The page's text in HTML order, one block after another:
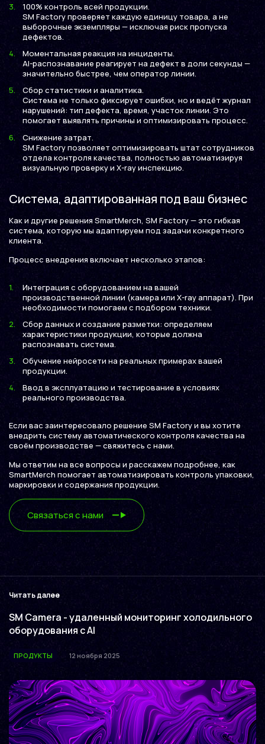
100% контроль всей продукции.
SM Factory проверяет каждую единицу товара, а не
выборочные экземпляры — исключая риск пропуска
дефектов.
Моментальная реакция на инциденты.
AI-распознавание реагирует на дефект в доли секунды —
значительно быстрее, чем оператор линии.
Сбор статистики и аналитика.
Система не только фиксирует ошибки, но и ведёт журнал
нарушений: тип дефекта, время, участок линии. Это
помогает выявлять причины и оптимизировать процесс.
Снижение затрат.
SM Factory позволяет оптимизировать штат сотрудников
отдела контроля качества, полностью автоматизируя
визуальную проверку и X-ray инспекцию.
Система, адаптированная под ваш бизнес
Как и другие решения SmartMerch, SM Factory — это гибкая
система, которую мы адаптируем под задачи конкретного
клиента.
Процесс внедрения включает несколько этапов:
Интеграция с оборудованием на вашей
производственной линии (камера или X-ray аппарат). При
необходимости помогаем с подбором техники.
Сбор данных и создание разметки: определяем
характеристики продукции, которые должна
распознавать система.
Обучение нейросети на реальных примерах вашей
продукции.
Ввод в эксплуатацию и тестирование в условиях
реального производства.
Если вас заинтересовало решение SM Factory и вы хотите
внедрить систему автоматического контроля качества на
своём производстве — свяжитесь с нами.
Мы ответим на все вопросы и расскажем подробнее, как
SmartMerch помогает автоматизировать контроль упаковки,
маркировки и содержания продукции.
Связаться с нами
Читать далее
SM Camera - удаленный мониторинг холодильного
оборудования с AI
ПРОДУКТЫ 12 ноября 2025